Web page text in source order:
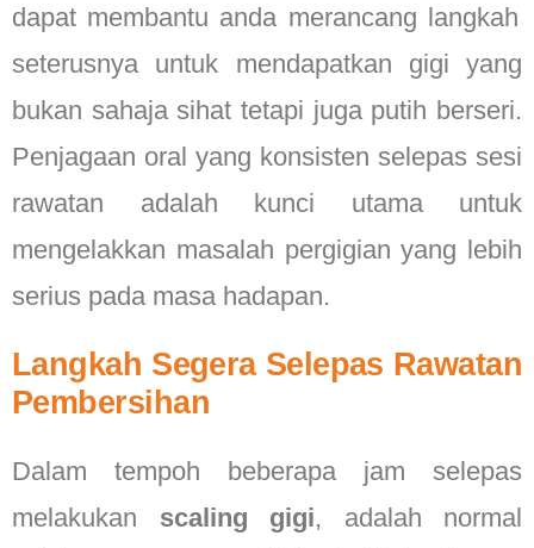
dapat membantu anda merancang langkah
seterusnya untuk mendapatkan gigi yang
bukan sahaja sihat tetapi juga putih berseri.
Penjagaan oral yang konsisten selepas sesi
rawatan adalah kunci utama untuk
mengelakkan masalah pergigian yang lebih
serius pada masa hadapan.
Langkah Segera Selepas Rawatan
Pembersihan
Dalam tempoh beberapa jam selepas
melakukan scaling gigi, adalah normal